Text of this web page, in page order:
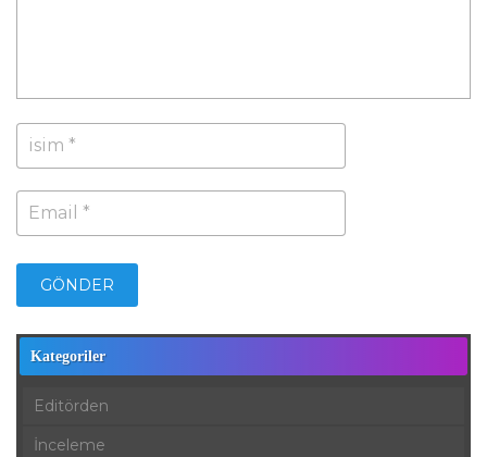
Kategoriler
Editörden
İnceleme